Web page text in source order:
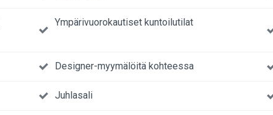
Ympärivuorokautiset kuntoilutilat
Designer-myymälöitä kohteessa
Juhlasali